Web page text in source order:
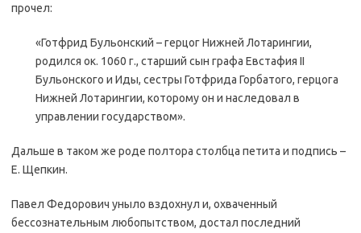
прочел:
«Готфрид Бульонский – герцог Нижней Лотарингии,
родился ок. 1060 г., старший сын графа Евстафия II
Бульонского и Иды, сестры Готфрида Горбатого, герцога
Нижней Лотарингии, которому он и наследовал в
управлении государством».
Дальше в таком же роде полтора столбца петита и подпись –
Е. Щепкин.
Павел Федорович уныло вздохнул и, охваченный
бессознательным любопытством, достал последний